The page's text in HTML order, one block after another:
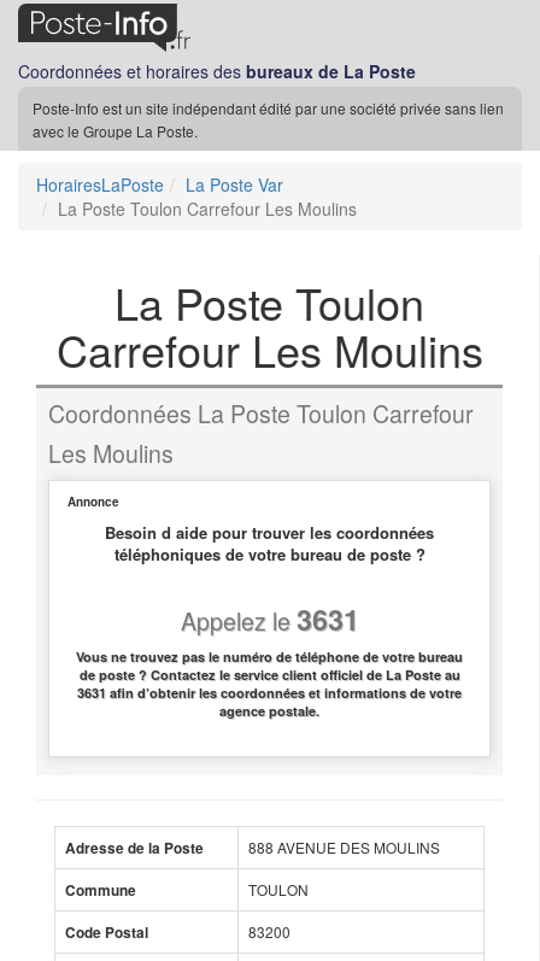
Coordonnées et horaires des bureaux de La Poste
Poste-Info est un site indépendant édité par une société privée sans lien
avec le Groupe La Poste.
HorairesLaPoste
La Poste Var
La Poste Toulon Carrefour Les Moulins
La Poste Toulon
Carrefour Les Moulins
Coordonnées La Poste Toulon Carrefour
Les Moulins
Annonce
Besoin d aide pour trouver les coordonnées
téléphoniques de votre bureau de poste ?
Appelez le3631
Vous ne trouvez pas le numéro de téléphone de votre bureau
de poste ? Contactez le service client officiel de La Poste au
3631 afin d’obtenir les coordonnées et informations de votre
agence postale.
Adresse de la Poste 888 AVENUE DES MOULINS
Commune TOULON
Code Postal 83200